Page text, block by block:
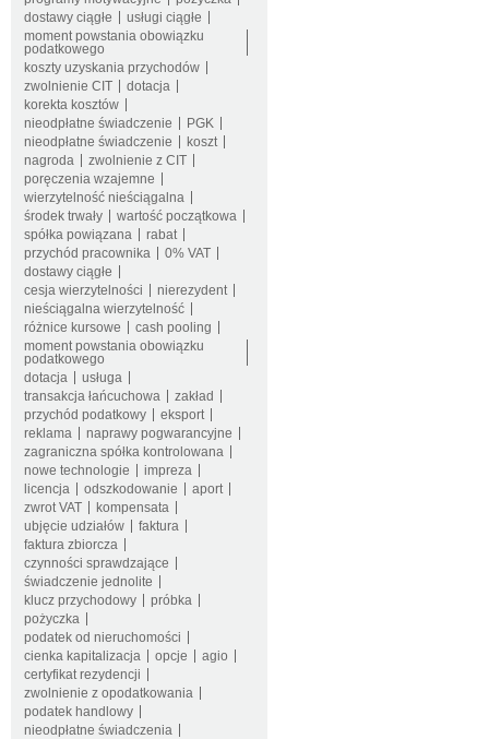
dostawy ciągłe
usługi ciągłe
moment powstania obowiązku
podatkowego
koszty uzyskania przychodów
zwolnienie CIT
dotacja
korekta kosztów
nieodpłatne świadczenie
PGK
nieodpłatne świadczenie
koszt
nagroda
zwolnienie z CIT
poręczenia wzajemne
wierzytelność nieściągalna
środek trwały
wartość początkowa
spółka powiązana
rabat
przychód pracownika
0% VAT
dostawy ciągłe
cesja wierzytelności
nierezydent
nieściągalna wierzytelność
różnice kursowe
cash pooling
moment powstania obowiązku
podatkowego
dotacja
usługa
transakcja łańcuchowa
zakład
przychód podatkowy
eksport
reklama
naprawy pogwarancyjne
zagraniczna spółka kontrolowana
nowe technologie
impreza
licencja
odszkodowanie
aport
zwrot VAT
kompensata
ubjęcie udziałów
faktura
faktura zbiorcza
czynności sprawdzające
świadczenie jednolite
klucz przychodowy
próbka
pożyczka
podatek od nieruchomości
cienka kapitalizacja
opcje
agio
certyfikat rezydencji
zwolnienie z opodatkowania
podatek handlowy
nieodpłatne świadczenia